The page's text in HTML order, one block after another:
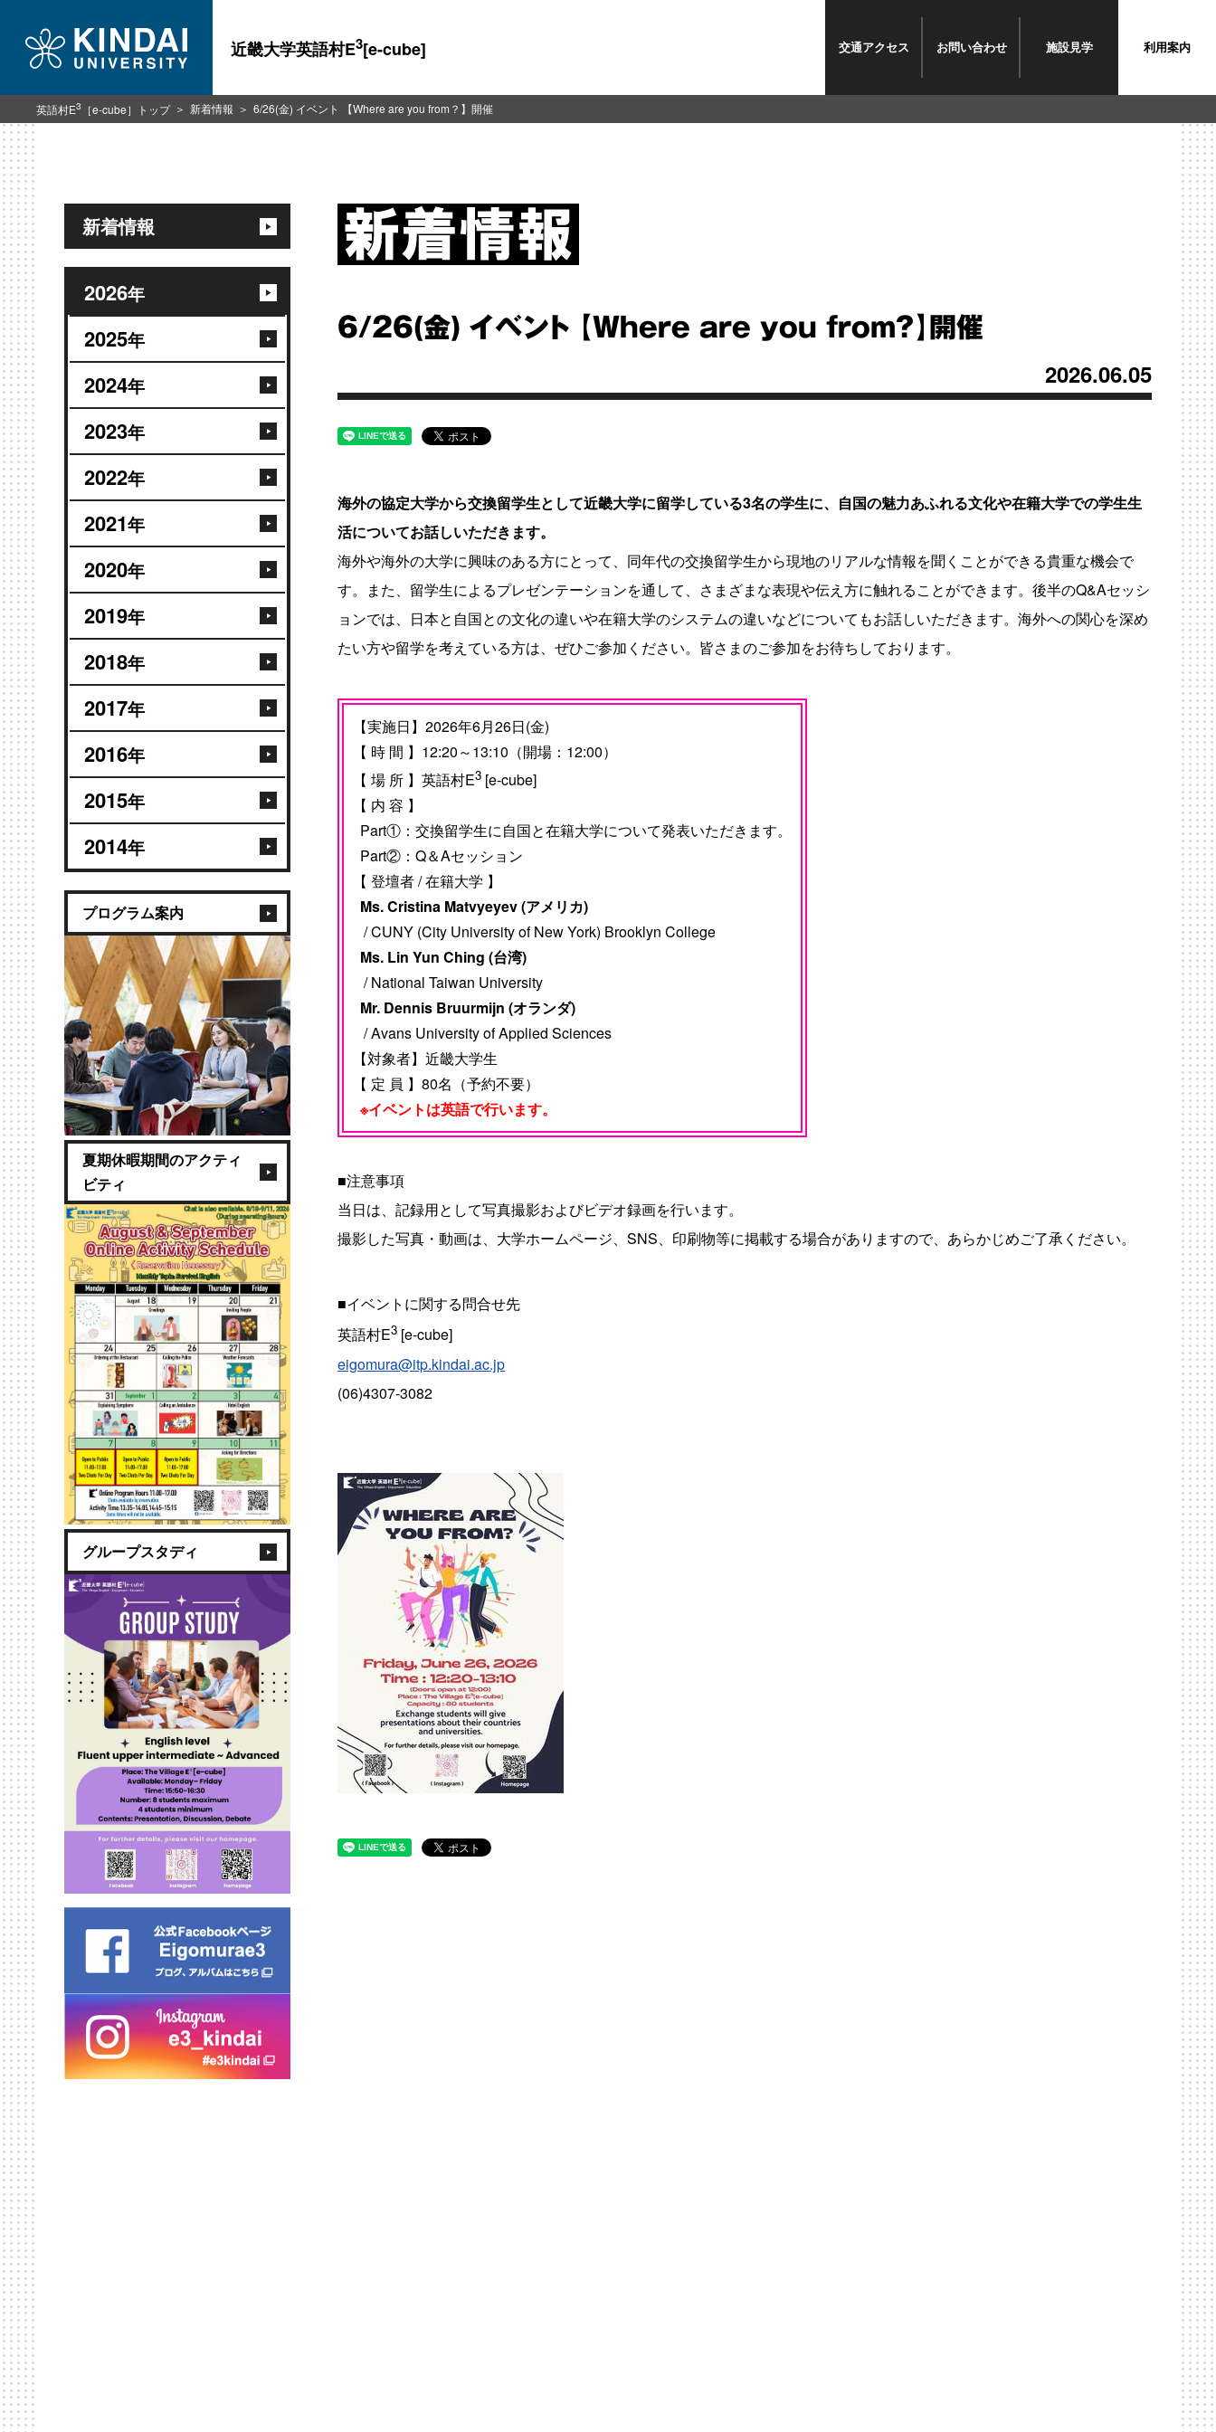
近畿大学英語村E3[e-cube] 交通アクセス お問い合わせ 施設見学 利用案内
新着情報
2026年
2025年
2024年
2023年
2022年
2021年
2020年
2019年
2018年
2017年
2016年
2015年
2014年
プログラム案内
夏期休暇期間のアクティ
ビティ
グループスタディ
6/26(金) イベント 【Where are you from？】開催
2026.06.05
海外の協定大学から交換留学生として近畿大学に留学している3名の学生に、自国の魅力あふれる文化や在籍大学での学生生
活についてお話しいただきます。
海外や海外の大学に興味のある方にとって、同年代の交換留学生から現地のリアルな情報を聞くことができる貴重な機会で
す。また、留学生によるプレゼンテーションを通して、さまざまな表現や伝え方に触れることができます。後半のQ&Aセッシ
ョンでは、日本と自国との文化の違いや在籍大学のシステムの違いなどについてもお話しいただきます。海外への関心を深め
たい方や留学を考えている方は、ぜひご参加ください。皆さまのご参加をお待ちしております。
【実施日】2026年6月26日(金)
【 時 間 】12:20～13:10（開場：12:00）
【 場 所 】英語村E3 [e-cube]
【 内 容 】
Part①：交換留学生に自国と在籍大学について発表いただきます。
Part②：Q＆Aセッション
【 登壇者 / 在籍大学 】
Ms. Cristina Matvyeyev (アメリカ)
/ CUNY (City University of New York) Brooklyn College
Ms. Lin Yun Ching (台湾)
/ National Taiwan University
Mr. Dennis Bruurmijn (オランダ)
/ Avans University of Applied Sciences
【対象者】近畿大学生
【 定 員 】80名（予約不要）
※イベントは英語で行います。
■注意事項
当日は、記録用として写真撮影およびビデオ録画を行います。
撮影した写真・動画は、大学ホームページ、SNS、印刷物等に掲載する場合がありますので、あらかじめご了承ください。
■イベントに関する問合せ先
英語村E3 [e-cube]
eigomura@itp.kindai.ac.jp
(06)4307-3082
英語村E3 ［e-cube］トップ 新着情報 6/26(金) イベント 【Where are you from？】開催